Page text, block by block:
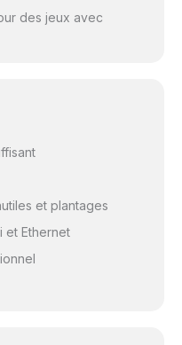
des jeux avec
et plantages
et Ethernet